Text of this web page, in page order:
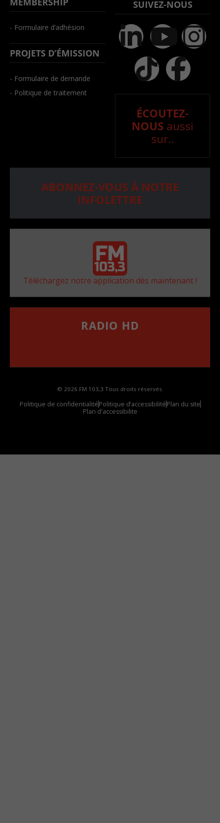
- Formulaire d’adhésion
PROJETS D’ÉMISSION
- Formulaire de demande
- Politique de traitement
SUIVEZ-NOUS
ÉCOUTEZ-
NOUS aussi
sur..
ABONNEZ-VOUS À NOTRE
INFOLETTRE
Téléchargez notre application dès maintenant !
RADIO HD
© 2026 FM 103,3 Tous droits réservés.
Politique de confidentialitéPolitique d’accessibilitéPlan du site
Plan d'accessibilite